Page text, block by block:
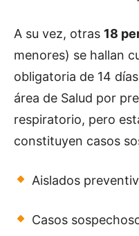
A su vez, otras 18
menores) se hallan
obligatoria de 14
área de Salud por
respiratorio, pero
constituyen casos
Aislados
Casos